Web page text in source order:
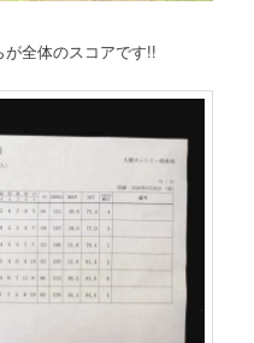
全体のスコアです!!